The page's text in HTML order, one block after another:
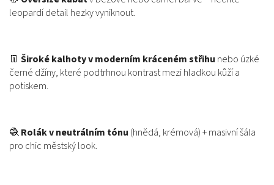
leopardí detail hezky vyniknout.
👖 Široké kalhoty v moderním kráceném střihu nebo úzké
černé džíny, které podtrhnou kontrast mezi hladkou kůží a
potiskem.
🧶Rolák v neutrálním tónu (hnědá, krémová) + masivní šála
pro chic městský look.